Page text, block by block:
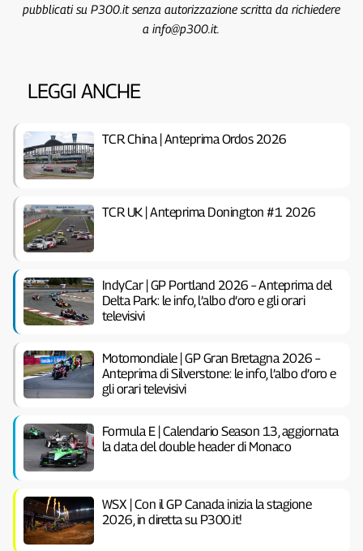
pubblicati su P300.it senza autorizzazione scritta da richiedere
a info@p300.it.
LEGGI ANCHE
TCR China | Anteprima Ordos 2026
TCR UK | Anteprima Donington #1 2026
IndyCar | GP Portland 2026 – Anteprima del
Delta Park: le info, l’albo d’oro e gli orari
televisivi
Motomondiale | GP Gran Bretagna 2026 –
Anteprima di Silverstone: le info, l’albo d’oro e
gli orari televisivi
Formula E | Calendario Season 13, aggiornata
la data del double header di Monaco
WSX | Con il GP Canada inizia la stagione
2026, in diretta su P300.it!